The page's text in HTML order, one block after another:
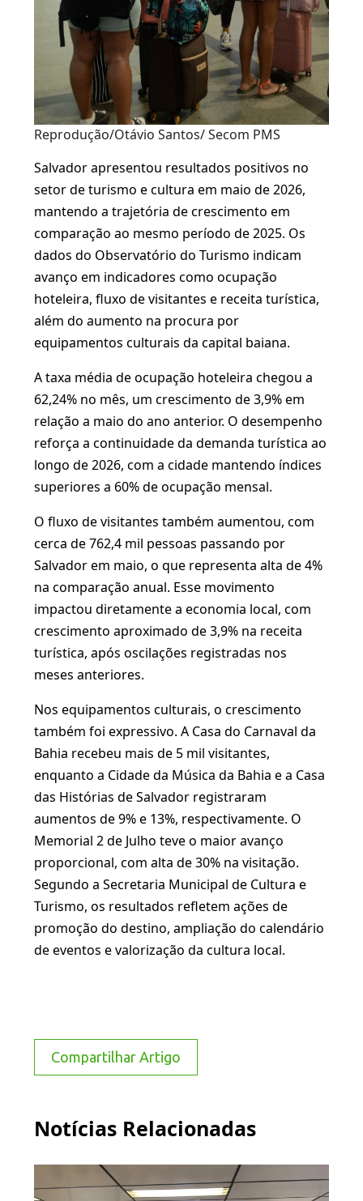
Reprodução/Otávio Santos/ Secom PMS
Salvador apresentou resultados positivos no
setor de turismo e cultura em maio de 2026,
mantendo a trajetória de crescimento em
comparação ao mesmo período de 2025. Os
dados do Observatório do Turismo indicam
avanço em indicadores como ocupação
hoteleira, fluxo de visitantes e receita turística,
além do aumento na procura por
equipamentos culturais da capital baiana.
A taxa média de ocupação hoteleira chegou a
62,24% no mês, um crescimento de 3,9% em
relação a maio do ano anterior. O desempenho
reforça a continuidade da demanda turística ao
longo de 2026, com a cidade mantendo índices
superiores a 60% de ocupação mensal.
O fluxo de visitantes também aumentou, com
cerca de 762,4 mil pessoas passando por
Salvador em maio, o que representa alta de 4%
na comparação anual. Esse movimento
impactou diretamente a economia local, com
crescimento aproximado de 3,9% na receita
turística, após oscilações registradas nos
meses anteriores.
Nos equipamentos culturais, o crescimento
também foi expressivo. A Casa do Carnaval da
Bahia recebeu mais de 5 mil visitantes,
enquanto a Cidade da Música da Bahia e a Casa
das Histórias de Salvador registraram
aumentos de 9% e 13%, respectivamente. O
Memorial 2 de Julho teve o maior avanço
proporcional, com alta de 30% na visitação.
Segundo a Secretaria Municipal de Cultura e
Turismo, os resultados refletem ações de
promoção do destino, ampliação do calendário
de eventos e valorização da cultura local.
Compartilhar Artigo
Notícias Relacionadas